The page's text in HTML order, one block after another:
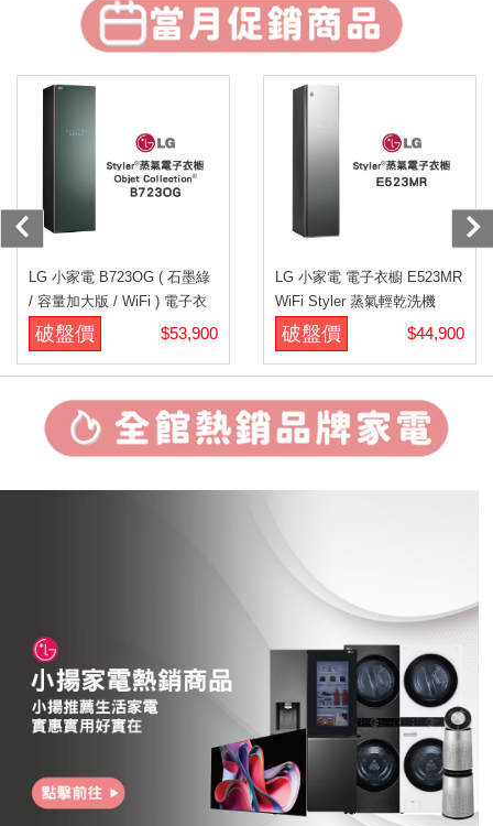
破盤價
LG 小家電 B723OG ( 石墨綠
/ 容量加大版 / WiFi ) 電子衣
櫥
$53,900 破盤價
LG 小家電 電子衣櫥 E523MR
WiFi Styler 蒸氣輕乾洗機
$44,900